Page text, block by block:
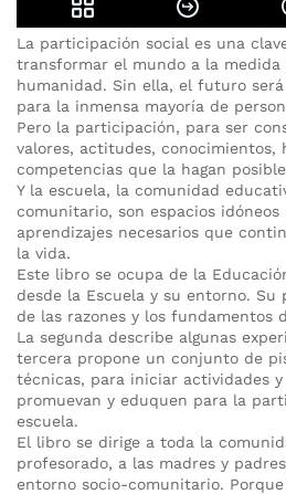
La participación social es una
transformar el mundo a la medida
humanidad. Sin ella, el futuro
para la inmensa mayoría de
Pero la participación, para ser
valores, actitudes, conocimientos,
competencias que la hagan
Y la escuela, la comunidad
comunitario, son espacios
aprendizajes necesarios que
la vida.
Este libro se ocupa de la
desde la Escuela y su entorno. Su
de las razones y los fundamentos
La segunda describe algunas
tercera propone un conjunto de
técnicas, para iniciar actividades
promuevan y eduquen para la
escuela.
El libro se dirige a toda la
profesorado, a las madres y
entorno socio-comunitario.